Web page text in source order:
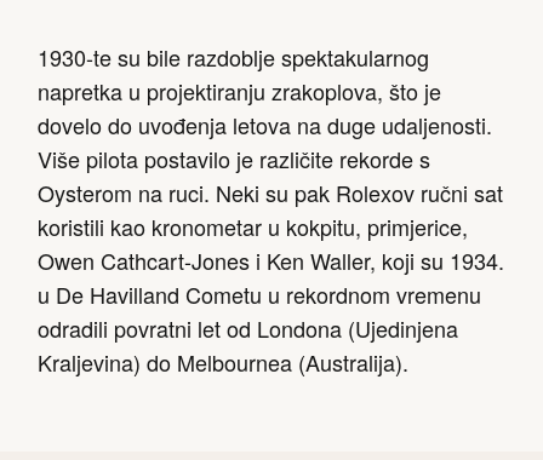
1930-te su bile razdoblje spektakularnog
napretka u projektiranju zrakoplova, što je
dovelo do uvođenja letova na duge udaljenosti.
Više pilota postavilo je različite rekorde s
Oysterom na ruci. Neki su pak Rolexov ručni sat
koristili kao kronometar u kokpitu, primjerice,
Owen Cathcart-Jones i Ken Waller, koji su 1934.
u De Havilland Cometu u rekordnom vremenu
odradili povratni let od Londona (Ujedinjena
Kraljevina) do Melbournea (Australija).